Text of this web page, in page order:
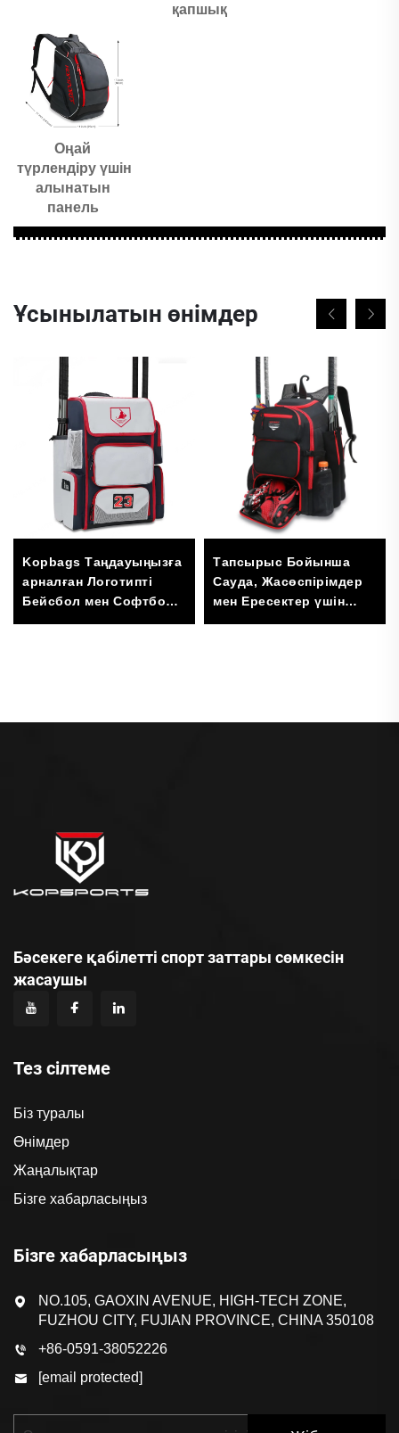
қапшық
Оңай
түрлендіру үшін
алынатын
панель
Ұсынылатын өнімдер
Kopbags Таңдауыңызға
арналған Логотипті
Бейсбол мен Софтбол
Қалтасы,
Тапсырыс Бойынша
Сауда, Жасөспірімдер
мен Ересектер үшін
Бейсбол Софтбол
Бәсекеге қабілетті спорт заттары сөмкесін
жасаушы
Тез сілтеме
Біз туралы
Өнімдер
Жаңалықтар
Бізге хабарласыңыз
Бізге хабарласыңыз
NO.105, GAOXIN AVENUE, HIGH-TECH ZONE,
FUZHOU CITY, FUJIAN PROVINCE, CHINA 350108
+86-0591-38052226
[email protected]